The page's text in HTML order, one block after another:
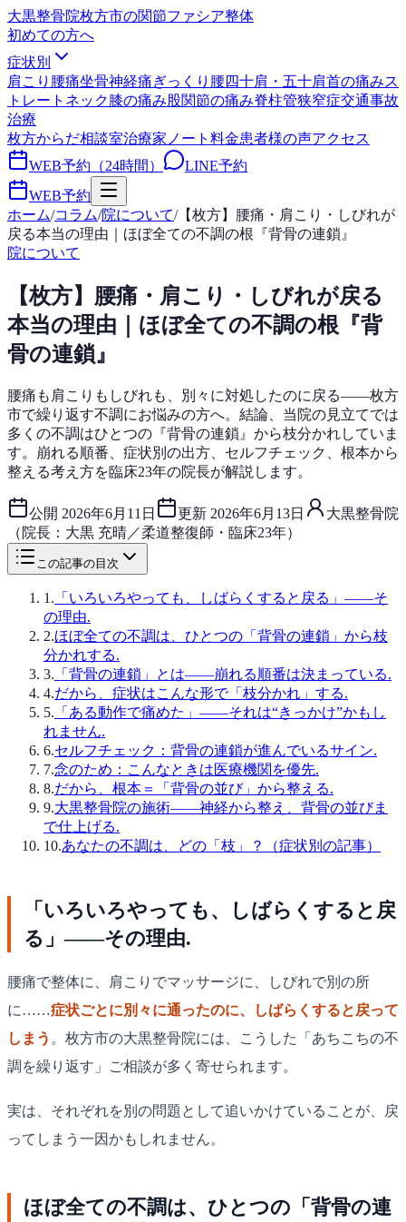
大黒整骨院枚方市の関節ファシア整体
初めての方へ
症状別
肩こり 腰痛坐骨神経痛ぎっくり腰四十肩・五十肩首の痛みス
トレートネック膝の痛み股関節の痛み脊柱管狭窄症交通事故
治療
枚方からだ相談室治療家ノート 料金患者様の声アクセス
WEB予約（24時間）
LINE予約
WEB予約
ホーム/コラム/院について/【枚方】腰痛・肩こり・しびれが
戻る本当の理由｜ほぼ全ての不調の根『背骨の連鎖』
院について
【枚方】腰痛・肩こり・しびれが戻る
本当の理由｜ほぼ全ての不調の根『背
骨の連鎖』
腰痛も肩こりもしびれも、別々に対処したのに戻る——枚方
市で繰り返す不調にお悩みの方へ。結論、当院の見立てでは
多くの不調はひとつの『背骨の連鎖』から枝分かれしていま
す。崩れる順番、症状別の出方、セルフチェック、根本から
整える考え方を臨床23年の院長が解説します。
公開 2026年6月11日 更新 2026年6月13日
大黒整骨院
（院長：大黒 充晴／柔道整復師・臨床23年）
この記事の目次
1 . 「いろいろやっても、しばらくすると戻る」——そ
の理由.
2.ほぼ全ての不調は、ひとつの「背骨の連鎖」から枝
分かれする.
3. 「背骨の連鎖」とは——崩れる順番は決まっている.
4.だから、症状はこんな形で「枝分かれ」する.
5. 「ある動作で痛めた」——それは“きっかけ”かもし
れません.
6.セルフチェック：背骨の連鎖が進んでいるサイン.
7.念のため：こんなときは医療機関を優先.
8.だから、根本＝「背骨の並び」から整える.
9.大黒整骨院の施術——神経から整え、背骨の並びま
で仕上げる.
10.あなたの不調は、どの「枝」？（症状別の記事）
「いろいろやっても、しばらくすると戻
る」——その理由.
腰痛で整体に、肩こりでマッサージに、しびれで別の所
に……症状ごとに別々に通ったのに、しばらくすると戻って
しまう 。枚方市の大黒整骨院には、こうした「あちこちの不
調を繰り返す」ご相談が多く寄せられます。
実は、それぞれを別の問題として追いかけていることが、戻
ってしまう一因かもしれません。
ほぼ全ての不調は、ひとつの「背骨の連